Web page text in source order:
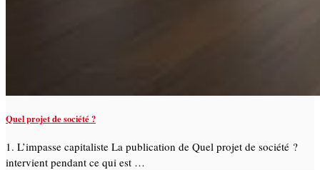
Quel projet de société ?
1. L’impasse capitaliste La publication de Quel projet de société ?
intervient pendant ce qui est …